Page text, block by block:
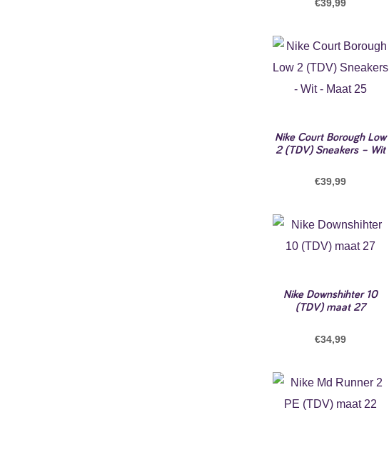
€39,99
Nike Court Borough Low
2 (TDV) Sneakers – Wit
€39,99
Nike Downshihter 10
(TDV) maat 27
€34,99